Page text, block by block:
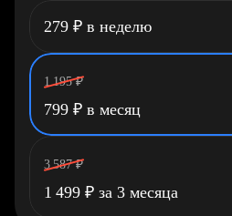
279 ₽ в неделю
1 195 ₽
799 ₽ в месяц
3 587 ₽
1 499 ₽ за 3 месяца